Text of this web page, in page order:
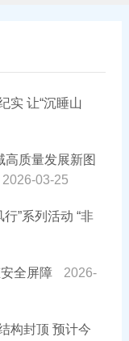
实 让“沉睡山
高质量发展新图
2026-03-25
”系列活动 “非
全屏障
2026-
构封顶 预计今